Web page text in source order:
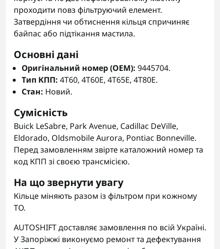
проходити повз фільтруючий елемент.
Затвердіння чи обтиснення кільця спричиняє
байпас або підтікання мастила.
Основні дані
Оригінальний номер (OEM): 9445704.
Тип КПП: 4T60, 4T60E, 4T65E, 4T80E.
Стан: Новий.
Сумісність
Buick LeSabre, Park Avenue, Cadillac DeVille,
Eldorado, Oldsmobile Aurora, Pontiac Bonneville.
Перед замовленням звірте каталожний номер та
код КПП зі своєю трансмісією.
На що звернути увагу
Кільце міняють разом із фільтром при кожному
ТО.
AUTOSHIFT доставляє замовлення по всій Україні.
У Запоріжжі виконуємо ремонт та дефектування